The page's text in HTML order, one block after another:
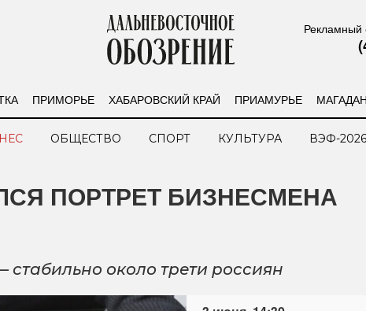
Рекламный
ПРИМОРЬЕ ХАБАРОВСКИЙ КРАЙ ПРИАМУРЬЕ
ОБЩЕСТВО СПОРТ КУЛЬТУРА ВЭФ-2026
ПОРТРЕТ БИЗНЕСМЕНА
около трети россиян